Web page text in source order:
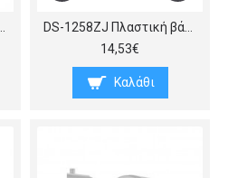
14,53€
Καλάθι